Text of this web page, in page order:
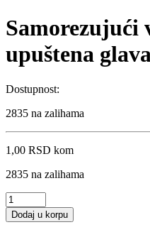
Samorezujući
upuštena
Dostupnost:
2835 na zalihama
1,00 RSD kom
2835 na zalihama
Samorezujući
vijak
za
Dodaj u korpu